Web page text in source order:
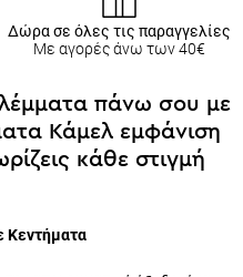
Δώρα σε όλες τις παραγγελίες
πάνω σου με
Κάμελ εμφάνιση
κάθε στιγμή